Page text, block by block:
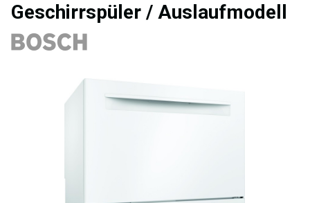
Geschirrspüler / Auslaufmodell
Bildergalerie überspringen